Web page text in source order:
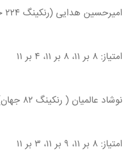
امیرحسین هدایی (رنکینگ ۲۲۴ جهان) صفر - وانگ چوکین (رنکینگ ۱ جهان) ۳
امتیاز: ۸ بر ۱۱، ۸ بر ۱۱، ۴ بر ۱۱
نوشاد عالمیان ( رنکینگ ۸۲ جهان) صفر - لین شیدونگ ( رنکینگ ۲ جهان) ۳
امتیاز: ۸ بر ۱۱، ۹ بر ۱۱، ۳ بر ۱۱